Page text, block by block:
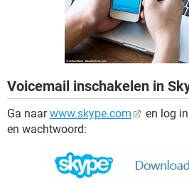
Voicemail inschakelen in
Ga naarwww.skype.com
en log
en wachtwoord: